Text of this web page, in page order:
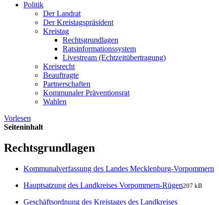
Politik
Der Landrat
Der Kreistagspräsident
Kreistag
Rechtsgrundlagen
Ratsinformationssystem
Livestream (Echtzeitübertragung)
Kreisrecht
Beauftragte
Partnerschaften
Kommunaler Präventionsrat
Wahlen
Vorlesen
Seiteninhalt
Rechtsgrundlagen
Kommunalverfassung des Landes Mecklenburg-Vorpommern
Hauptsatzung des Landkreises Vorpommern-Rügen207 kB
Geschäftsordnung des Kreistages des Landkreises